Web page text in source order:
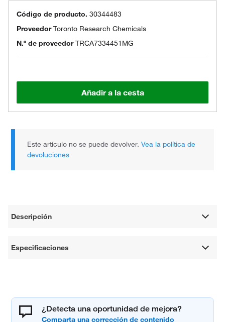
Código de producto. 30344483
ProveedorToronto Research Chemicals
N.º de proveedor TRCA7334451MG
Añadir a la cesta
Este artículo no se puede devolver.Vea la política de
devoluciones
Descripción
Especificaciones
¿Detecta una oportunidad de mejora?